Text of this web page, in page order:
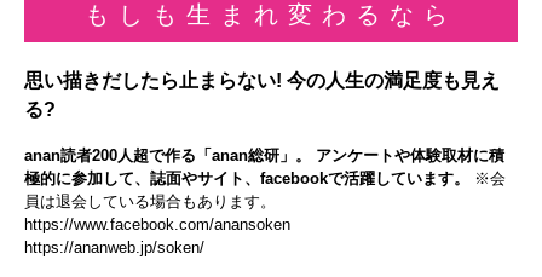
もしも生まれ変わるなら
思い描きだしたら止まらない! 今の人生の満足度も見え
る?
anan読者200人超で作る「anan総研」。 アンケートや体験取材に積
極的に参加して、誌面やサイト、facebookで活躍しています。
※会
員は退会している場合もあります。
https://www.facebook.com/anansoken
https://ananweb.jp/soken/